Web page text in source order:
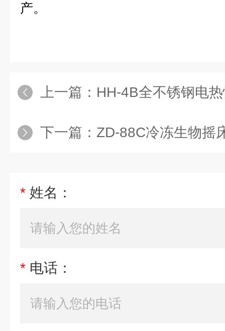
产。
上一篇： HH-4B全不锈钢电
下一篇： ZD-88C冷冻生物摇
* 姓名：
* 电话：